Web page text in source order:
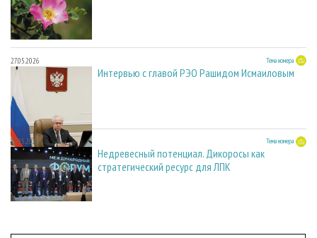
27.05.2026 Тема номера
Интервью с главой РЭО Рашидом Исмаиловым
27.05.2026 Тема номера
Недревесный потенциал. Дикоросы как
стратегический ресурс для ЛПК